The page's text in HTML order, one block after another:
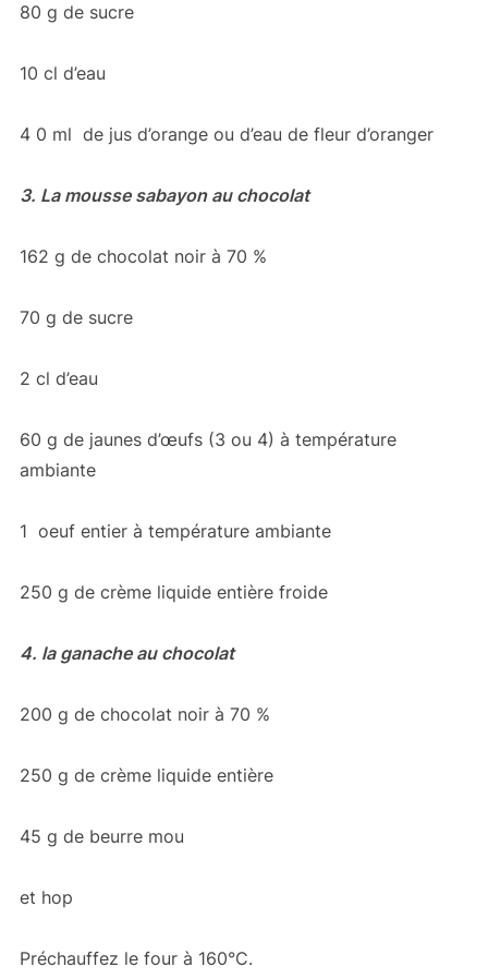
80 g de sucre
10 cl d’eau
4 0 ml de jus d’orange ou d’eau de fleur d’oranger
3. La mousse sabayon au chocolat
162 g de chocolat noir à 70 %
70 g de sucre
2 cl d’eau
60 g de jaunes d’œufs (3 ou 4) à température
ambiante
1 oeuf entier à température ambiante
250 g de crème liquide entière froide
4. la ganache au chocolat
200 g de chocolat noir à 70 %
250 g de crème liquide entière
45 g de beurre mou
et hop
Préchauffez le four à 160°C.